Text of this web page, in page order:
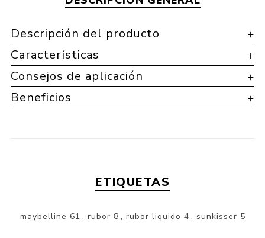
Descripción del producto
Características
Consejos de aplicación
Beneficios
ETIQUETAS
maybelline 61 , rubor 8 , rubor liquido 4 , sunkisser 5